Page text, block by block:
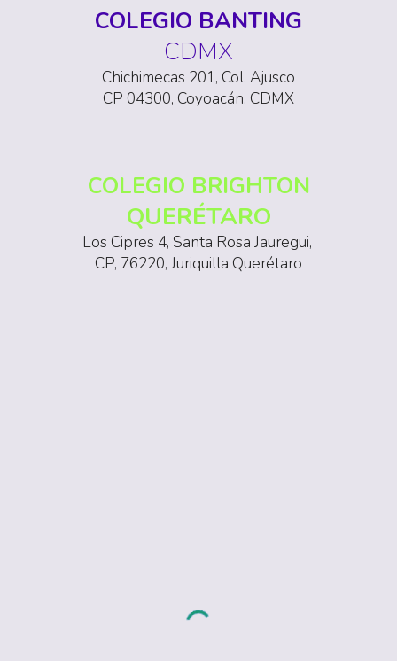
COLEGIO BANTING
CDMX
Chichimecas 201, Col. Ajusco
CP 04300, Coyoacán, CDMX
COLEGIO BRIGHTON
QUERÉTARO
Los Cipres 4, Santa Rosa Jauregui,
CP, 76220, Juriquilla Querétaro